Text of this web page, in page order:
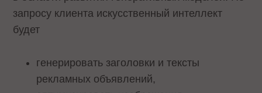
запросу клиента искусственный интеллект
будет
генерировать заголовки и тексты
рекламных объявлений,